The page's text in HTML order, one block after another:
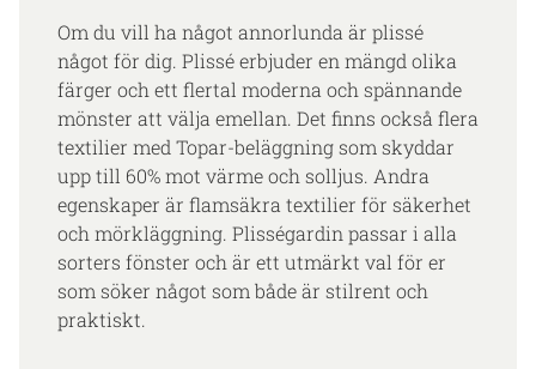
Om du vill ha något annorlunda är plissé
något för dig. Plissé erbjuder en mängd olika
färger och ett flertal moderna och spännande
mönster att välja emellan. Det finns också flera
textilier med Topar-beläggning som skyddar
upp till 60% mot värme och solljus. Andra
egenskaper är flamsäkra textilier för säkerhet
och mörkläggning. Plisségardin passar i alla
sorters fönster och är ett utmärkt val för er
som söker något som både är stilrent och
praktiskt.